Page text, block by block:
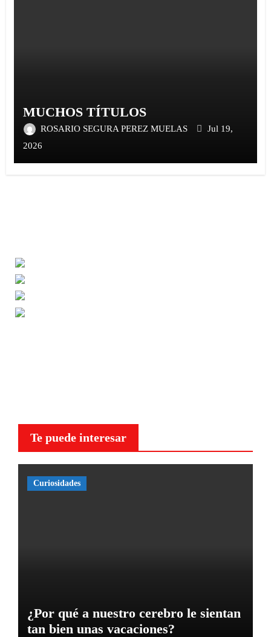
MUCHOS TÍTULOS
ROSARIO SEGURA PEREZ MUELAS
Jul 19,
2026
Te puede interesar
Curiosidades
¿Por qué a nuestro cerebro le sientan
tan bien unas vacaciones?